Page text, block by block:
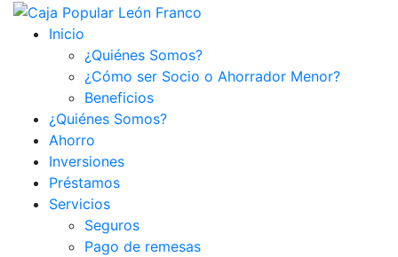
Inicio
¿Quiénes Somos?
¿Cómo ser Socio o Ahorrador Menor?
Beneficios
¿Quiénes Somos?
Ahorro
Inversiones
Préstamos
Servicios
Seguros
Pago de remesas